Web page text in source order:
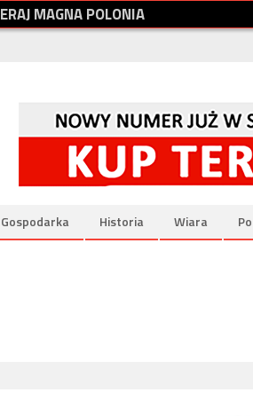
ERAJMAGNAPOLONIA
Gospodarka Historia Wiara